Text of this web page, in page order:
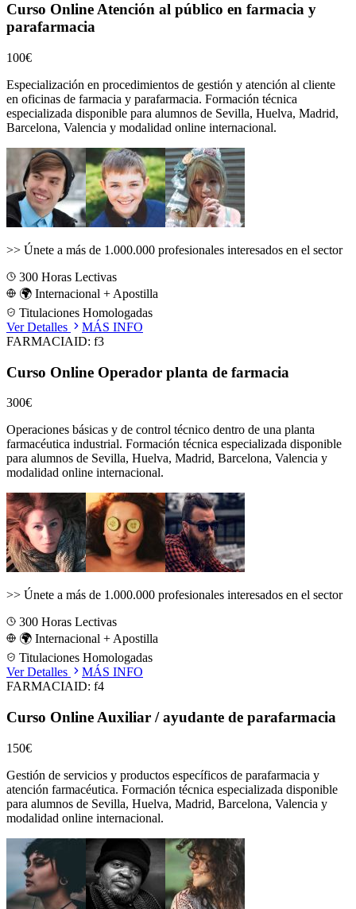
Curso Online Atención al público en farmacia y
parafarmacia
100€
Especialización en procedimientos de gestión y atención al cliente
en oficinas de farmacia y parafarmacia. Formación técnica
especializada disponible para alumnos de Sevilla, Huelva, Madrid,
Barcelona, Valencia y modalidad online internacional.
>> Únete a más de 1.000.000 profesionales interesados en el sector
300 Horas Lectivas
🌍 Internacional + Apostilla
Titulaciones Homologadas
Ver Detalles
MÁS INFO
FARMACIAID: f3
Curso Online Operador planta de farmacia
300€
Operaciones básicas y de control técnico dentro de una planta
farmacéutica industrial. Formación técnica especializada disponible
para alumnos de Sevilla, Huelva, Madrid, Barcelona, Valencia y
modalidad online internacional.
>> Únete a más de 1.000.000 profesionales interesados en el sector
300 Horas Lectivas
🌍 Internacional + Apostilla
Titulaciones Homologadas
Ver Detalles
MÁS INFO
FARMACIAID: f4
Curso Online Auxiliar / ayudante de parafarmacia
150€
Gestión de servicios y productos específicos de parafarmacia y
atención farmacéutica. Formación técnica especializada disponible
para alumnos de Sevilla, Huelva, Madrid, Barcelona, Valencia y
modalidad online internacional.